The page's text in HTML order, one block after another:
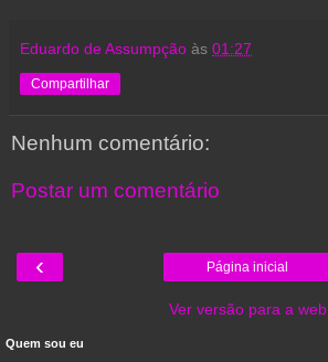
Eduardo de Assumpção às 01:27
Compartilhar
Nenhum comentário:
Postar um comentário
‹ Página inicial
Ver versão para a web
Quem sou eu